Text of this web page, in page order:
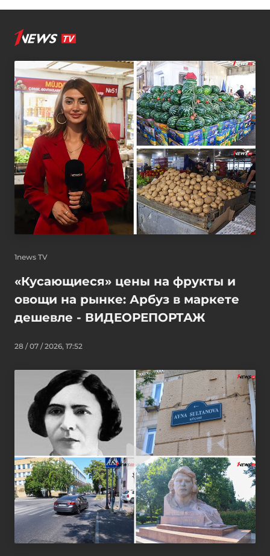
1news TV
«Кусающиеся» цены на фрукты и
овощи на рынке: Арбуз в маркете
дешевле - ВИДЕОРЕПОРТАЖ
28 / 07 / 2026, 17:52